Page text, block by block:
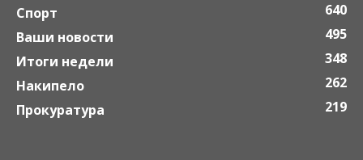
Спорт
640
Ваши новости
495
Итоги недели
348
Накипело
262
Прокуратура
219